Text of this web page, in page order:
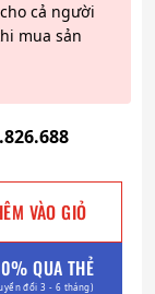
cả người
mua sản
VÀO GIỎ
QUA THẺ
đổi 3 - 6 tháng)